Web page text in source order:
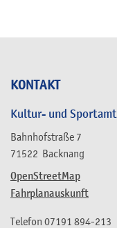
KONTAKT
Kultur- und Sportamt
Bahnhofstraße 7
71522 Backnang
OpenStreetMap
Fahrplanauskunft
Telefon 07191 894-213